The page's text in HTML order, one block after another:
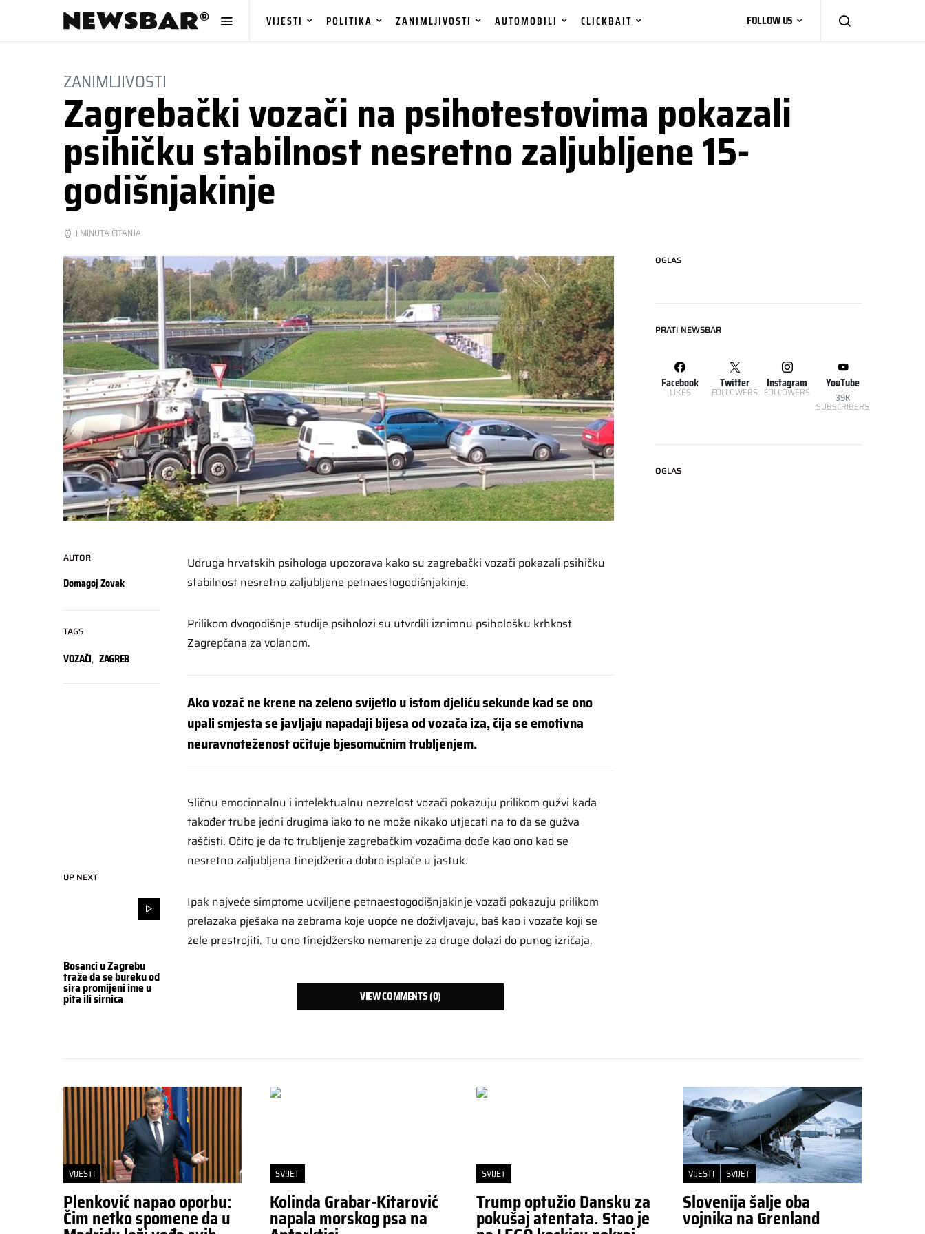
VIJESTI POLITIKA ZANIMLJIVOSTI AUTOMOBILI CLICKBAIT FOLLOW US
ZANIMLJIVOSTI
Zagrebački vozači na psihotestovima pokazali
psihičku stabilnost nesretno zaljubljene 15-
godišnjakinje
1 MINUTA ČITANJA
UP NEXT
Bosanci u Zagrebu
traže da se bureku od
sira promijeni ime u
pita ili sirnica
AUTOR
Domagoj Zovak
TAGS
VOZAČI, ZAGREB
Udruga hrvatskih psihologa upozorava kako su zagrebački vozači pokazali psihičku
stabilnost nesretno zaljubljene petnaestogodišnjakinje.
Prilikom dvogodišnje studije psiholozi su utvrdili iznimnu psihološku krhkost
Zagrepčana za volanom.
Ako vozač ne krene na zeleno svijetlo u istom djeliću sekunde kad se ono
upali smjesta se javljaju napadaji bijesa od vozača iza, čija se emotivna
neuravnoteženost očituje bjesomučnim trubljenjem.
Sličnu emocionalnu i intelektualnu nezrelost vozači pokazuju prilikom gužvi kada
također trube jedni drugima iako to ne može nikako utjecati na to da se gužva
raščisti. Očito je da to trubljenje zagrebačkim vozačima dođe kao ono kad se
nesretno zaljubljena tinejdžerica dobro isplače u jastuk.
Ipak najveće simptome ucviljene petnaestogodišnjakinje vozači pokazuju prilikom
prelazaka pješaka na zebrama koje uopće ne doživljavaju, baš kao i vozače koji se
žele prestrojiti. Tu ono tinejdžersko nemarenje za druge dolazi do punog izričaja.
VIEW COMMENTS (0)
OGLAS
PRATI NEWSBAR
Facebook
LIKES
Twitter
FOLLOWERS
Instagram
FOLLOWERS
YouTube
39K
SUBSCRIBERS
OGLAS
VIJESTI
Plenković napao oporbu:
Čim netko spomene da u
SVIJET
Kolinda Grabar-Kitarović
napala morskog psa na
SVIJET
Trump optužio Dansku za
pokušaj atentata. Stao je
VIJESTI SVIJET
Slovenija šalje oba
vojnika na Grenland